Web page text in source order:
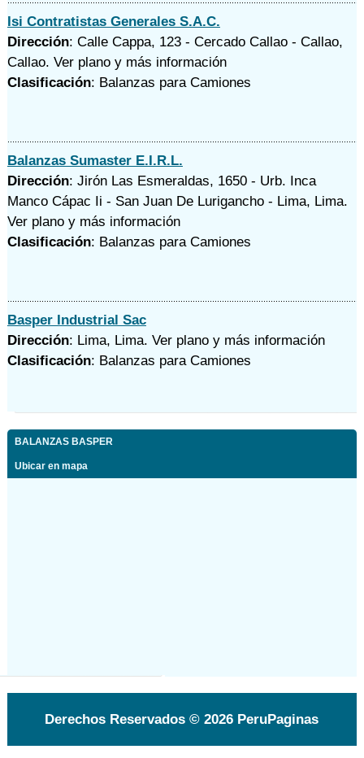
Isi Contratistas Generales S.A.C.
Dirección: Calle Cappa, 123 - Cercado Callao - Callao,
Callao. Ver plano y más información
Clasificación: Balanzas para Camiones
Balanzas Sumaster E.I.R.L.
Dirección: Jirón Las Esmeraldas, 1650 - Urb. Inca
Manco Cápac Ii - San Juan De Lurigancho - Lima, Lima.
Ver plano y más información
Clasificación: Balanzas para Camiones
Basper Industrial Sac
Dirección: Lima, Lima. Ver plano y más información
Clasificación: Balanzas para Camiones
BALANZAS BASPER
Ubicar en mapa
Derechos Reservados © 2026 PeruPaginas